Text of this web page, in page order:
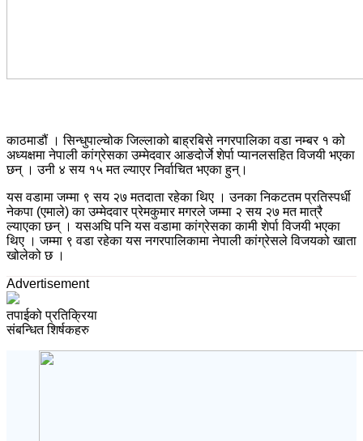
काठमाडौं । सिन्धुपाल्चोक जिल्लाको बाह्रबिसे नगरपालिका वडा नम्बर १ को
अध्यक्षमा नेपाली कांग्रेसका उम्मेदवार आङदोर्जे शेर्पा प्यानलसहित विजयी भएका
छन् । उनी ४ सय १५ मत ल्याएर निर्वाचित भएका हुन्।
यस वडामा जम्मा ९ सय २७ मतदाता रहेका थिए । उनका निकटतम प्रतिस्पर्धी
नेकपा (एमाले) का उम्मेदवार प्रेमकुमार मगरले जम्मा २ सय २७ मत मात्रै
ल्याएका छन् । यसअघि पनि यस वडामा कांग्रेसका कामी शेर्पा विजयी भएका
थिए । जम्मा ९ वडा रहेका यस नगरपालिकामा नेपाली कांग्रेसले विजयको खाता
खोलेको छ ।
Advertisement
तपाईको प्रतिक्रिया
संबन्धित शिर्षकहरु